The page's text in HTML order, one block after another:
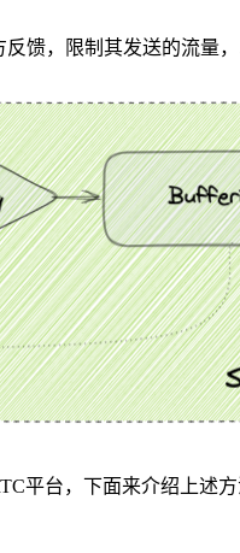
馈，限制其发送的流量，
平台，下面来介绍上述